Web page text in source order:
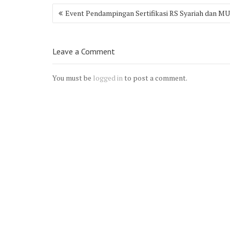
Post
navigation
Event Pendampingan Sertifikasi RS Syariah dan
Leave a Comment
You must be logged in to post a comment.